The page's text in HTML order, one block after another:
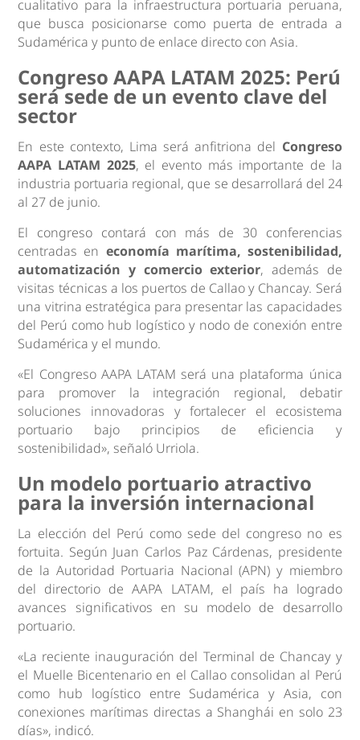
cualitativo para la infraestructura portuaria peruana,
que busca posicionarse como puerta de entrada a
Sudamérica y punto de enlace directo con Asia.
Congreso AAPA LATAM 2025: Perú
será sede de un evento clave del
sector
En este contexto, Lima será anfitriona del Congreso
AAPA LATAM 2025, el evento más importante de la
industria portuaria regional, que se desarrollará del 24
al 27 de junio.
El congreso contará con más de 30 conferencias
centradas en economía marítima, sostenibilidad,
automatización y comercio exterior, además de
visitas técnicas a los puertos de Callao y Chancay. Será
una vitrina estratégica para presentar las capacidades
del Perú como hub logístico y nodo de conexión entre
Sudamérica y el mundo.
«El Congreso AAPA LATAM será una plataforma única
para promover la integración regional, debatir
soluciones innovadoras y fortalecer el ecosistema
portuario bajo principios de eficiencia y
sostenibilidad», señaló Urriola.
Un modelo portuario atractivo
para la inversión internacional
La elección del Perú como sede del congreso no es
fortuita. Según Juan Carlos Paz Cárdenas, presidente
de la Autoridad Portuaria Nacional (APN) y miembro
del directorio de AAPA LATAM, el país ha logrado
avances significativos en su modelo de desarrollo
portuario.
«La reciente inauguración del Terminal de Chancay y
el Muelle Bicentenario en el Callao consolidan al Perú
como hub logístico entre Sudamérica y Asia, con
conexiones marítimas directas a Shanghái en solo 23
días», indicó.